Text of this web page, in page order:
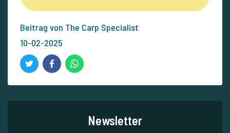
Beitrag von The Carp Specialist
10-02-2025
Newsletter